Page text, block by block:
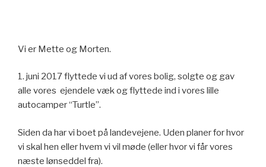
Vi er Mette og Morten.
1. juni 2017 flyttede vi ud af vores bolig, solgte og gav
alle vores ejendele væk og flyttede ind i vores lille
autocamper “Turtle”.
Siden da har vi boet på landevejene. Uden planer for hvor
vi skal hen eller hvem vi vil møde (eller hvor vi får vores
næste lønseddel fra).